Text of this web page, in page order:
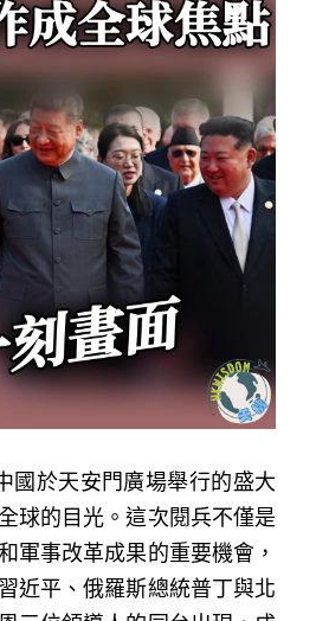
國於天安門廣場舉行的盛大
球的目光。這次閱兵不僅是
軍事改革成果的重要機會，
近平、俄羅斯總統普丁與北